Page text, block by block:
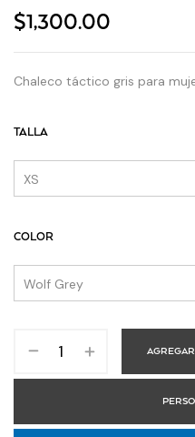
$1,300.00
Chaleco táctico gris para
TALLA
COLOR